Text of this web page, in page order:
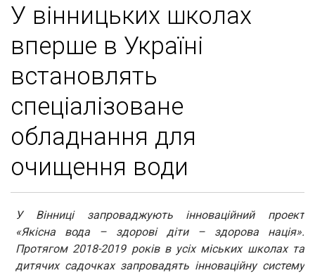
У вінницьких школах
вперше в Україні
встановлять
спеціалізоване
обладнання для
очищення води
У Вінниці запроваджують інноваційний проект
«Якісна вода – здорові діти – здорова нація».
Протягом 2018-2019 років в усіх міських школах та
дитячих садочках запровадять інноваційну систему